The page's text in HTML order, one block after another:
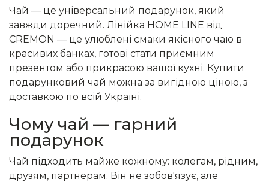
Чай — це універсальний подарунок, який
завжди доречний. Лінійка HOME LINE від
CREMON — це улюблені смаки якісного чаю в
красивих банках, готові стати приємним
презентом або прикрасою вашої кухні. Купити
подарунковий чай можна за вигідною ціною, з
доставкою по всій Україні.
Чому чай — гарний
подарунок
Чай підходить майже кожному: колегам, рідним,
друзям, партнерам. Він не зобов'язує, але